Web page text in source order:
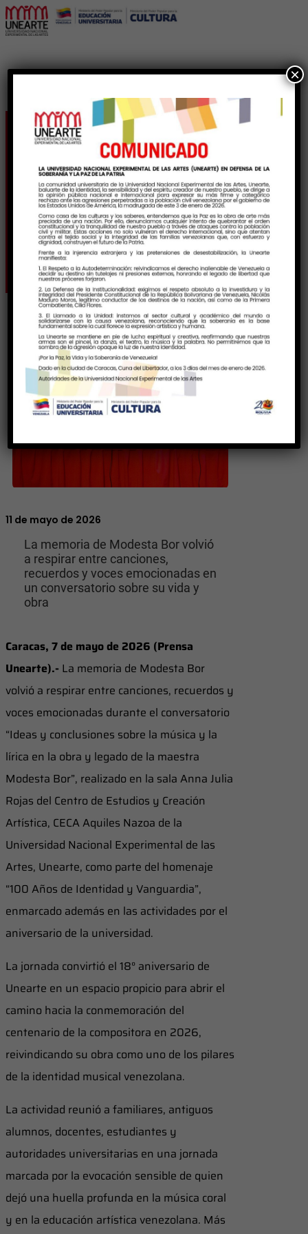
Unearte revivió el
legado musical y
humano de Modesta
Bor
11 de mayo de 2026
La memoria de Modesta Bor volvió
a respirar entre canciones,
recuerdos y voces emocionadas en
un conversatorio sobre su vida y
obra
Caracas, 7 de mayo de 2026 (Prensa
Unearte).- La memoria de Modesta Bor
volvió a respirar entre canciones, recuerdos y
voces emocionadas durante el conversatorio
“Ideas y conclusiones sobre la música y la
lírica en la obra y legado de la maestra
Modesta Bor”, realizado en la sala Anna Julia
Rojas del Centro de Estudios y Creación
Artística, CECA Aquiles Nazoa de la
Universidad Nacional Experimental de las
Artes, Unearte, como parte del homenaje
“100 Años de Identidad y Vanguardia”,
enmarcado además en las actividades por el
aniversario de la universidad.
La jornada convirtió el 18° aniversario de
Unearte en un espacio propicio para abrir el
camino hacia la conmemoración del
centenario de la compositora en 2026,
reivindicando su obra como uno de los pilares
de la identidad musical venezolana.
La actividad reunió a familiares, antiguos
alumnos, docentes, estudiantes y
autoridades universitarias en una jornada
marcada por la evocación sensible de quien
dejó una huella profunda en la música coral
y en la educación artística venezolana. Más
×